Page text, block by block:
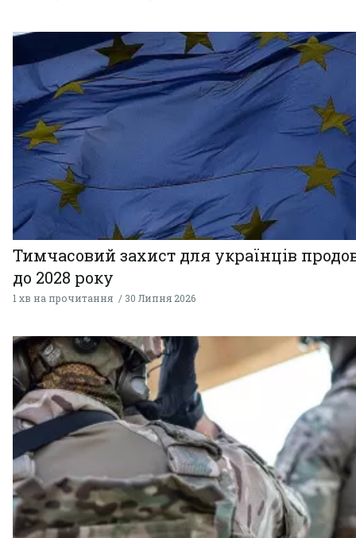
Тимчасовий захист для українців
до 2028 року
1 хв на прочитання 30 Липня 2026